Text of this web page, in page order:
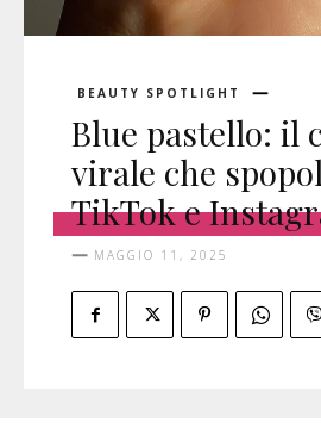
BEAUTY SPOTLIGHT
Blue pastello: il
virale che
TikTok e
MAGGIO 11, 2025